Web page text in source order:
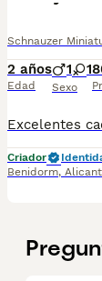
Schnauzer
2 años
Edad
1 1
Sexo
Criador
Benidorm,